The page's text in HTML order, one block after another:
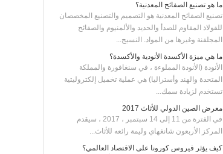
ما هو تصنيع الصفائح المعدنية؟
تصنيع الصفائح المعدنية هو التصميم والتصنيع المخصصان
للفولاذ المقاوم للصدأ والحديد والألمنيوم والصفائح
المجلفنة وغيرها من المواد. النسيج...
ما هي ميزة الأكسدة الأنودية والأكسدة؟
الأنودة (الأنودة المملوءة ، في سنغافورة والمملكة
المتحدة والهند وأستراليا) هي عملية تخميل إلكتروليتية
تستخدم لزيادة سمك...
معرض الصين الدولي للأثاث 2017
في الفترة من 11 إلى 14 سبتمبر ، 2017 ، سيقدم
المركز الأربعون شانغهاي وليمة رائعه للأثاث...
كيف يؤثر فيروس كورونا على الاقتصاد العالمي؟